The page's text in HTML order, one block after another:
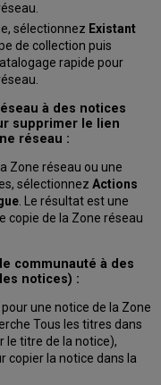
sélectionnez Existant
de collection puis
rapide pour
à des notices
supprimer le lien
réseau :
Zone réseau ou une
sélectionnez Actions
. Le résultat est une
copie de la Zone réseau
communauté à des
notices) :
une notice de la Zone
Tous les titres dans
le titre de la notice),
copier la notice dans la